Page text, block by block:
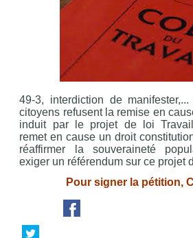
49-3, interdiction de
citoyens refusent la remise en
induit par le projet de loi
remet en cause un droit
réaffirmer la souveraineté
exiger un référendum sur ce projet
Pour signer la pétition,